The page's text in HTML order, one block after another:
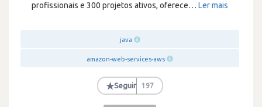
profissionais e 300 projetos ativos, oferece… Ler mais
java
amazon-web-services-aws
★Seguir 197